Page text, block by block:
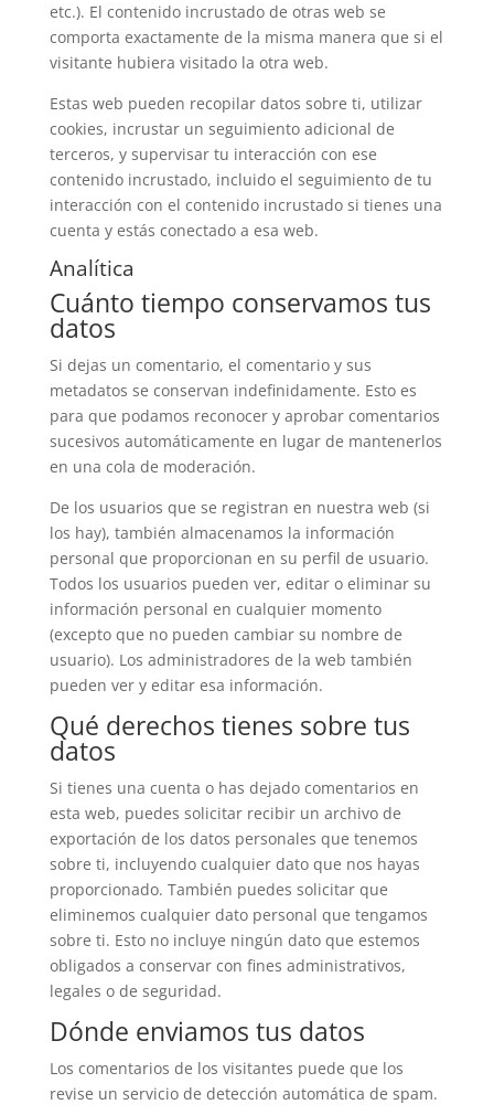
etc.). El contenido incrustado de otras web se
comporta exactamente de la misma manera que si el
visitante hubiera visitado la otra web.
Estas web pueden recopilar datos sobre ti, utilizar
cookies, incrustar un seguimiento adicional de
terceros, y supervisar tu interacción con ese
contenido incrustado, incluido el seguimiento de tu
interacción con el contenido incrustado si tienes una
cuenta y estás conectado a esa web.
Analítica
Cuánto tiempo conservamos tus
datos
Si dejas un comentario, el comentario y sus
metadatos se conservan indefinidamente. Esto es
para que podamos reconocer y aprobar comentarios
sucesivos automáticamente en lugar de mantenerlos
en una cola de moderación.
De los usuarios que se registran en nuestra web (si
los hay), también almacenamos la información
personal que proporcionan en su perfil de usuario.
Todos los usuarios pueden ver, editar o eliminar su
información personal en cualquier momento
(excepto que no pueden cambiar su nombre de
usuario). Los administradores de la web también
pueden ver y editar esa información.
Qué derechos tienes sobre tus
datos
Si tienes una cuenta o has dejado comentarios en
esta web, puedes solicitar recibir un archivo de
exportación de los datos personales que tenemos
sobre ti, incluyendo cualquier dato que nos hayas
proporcionado. También puedes solicitar que
eliminemos cualquier dato personal que tengamos
sobre ti. Esto no incluye ningún dato que estemos
obligados a conservar con fines administrativos,
legales o de seguridad.
Dónde enviamos tus datos
Los comentarios de los visitantes puede que los
revise un servicio de detección automática de spam.